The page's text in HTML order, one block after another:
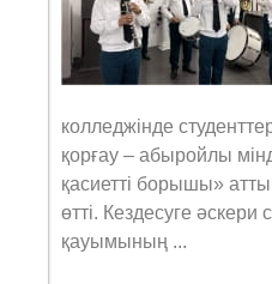
колледжінде
қорғау – абыройлы
қасиетті борышы»
өтті. Кездесуге
қауымының ...